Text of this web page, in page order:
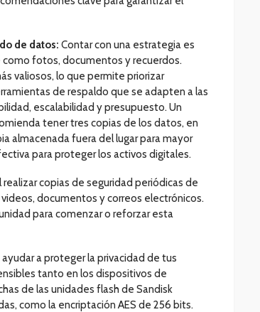
de datos: Contar con una estrategia es
fotos, documentos y recuerdos.
valiosos, lo que permite priorizar
de respaldo que se adapten a las
escalabilidad y presupuesto. Un
tener tres copias de los datos, en
almacenada fuera del lugar para mayor
para proteger los activos digitales.
realizar copias de seguridad periódicas de
documentos y correos electrónicos.
para comenzar o reforzar esta
ayudar a proteger la privacidad de tus
tanto en los dispositivos de
de las unidades flash de Sandisk
como la encriptación AES de 256 bits.